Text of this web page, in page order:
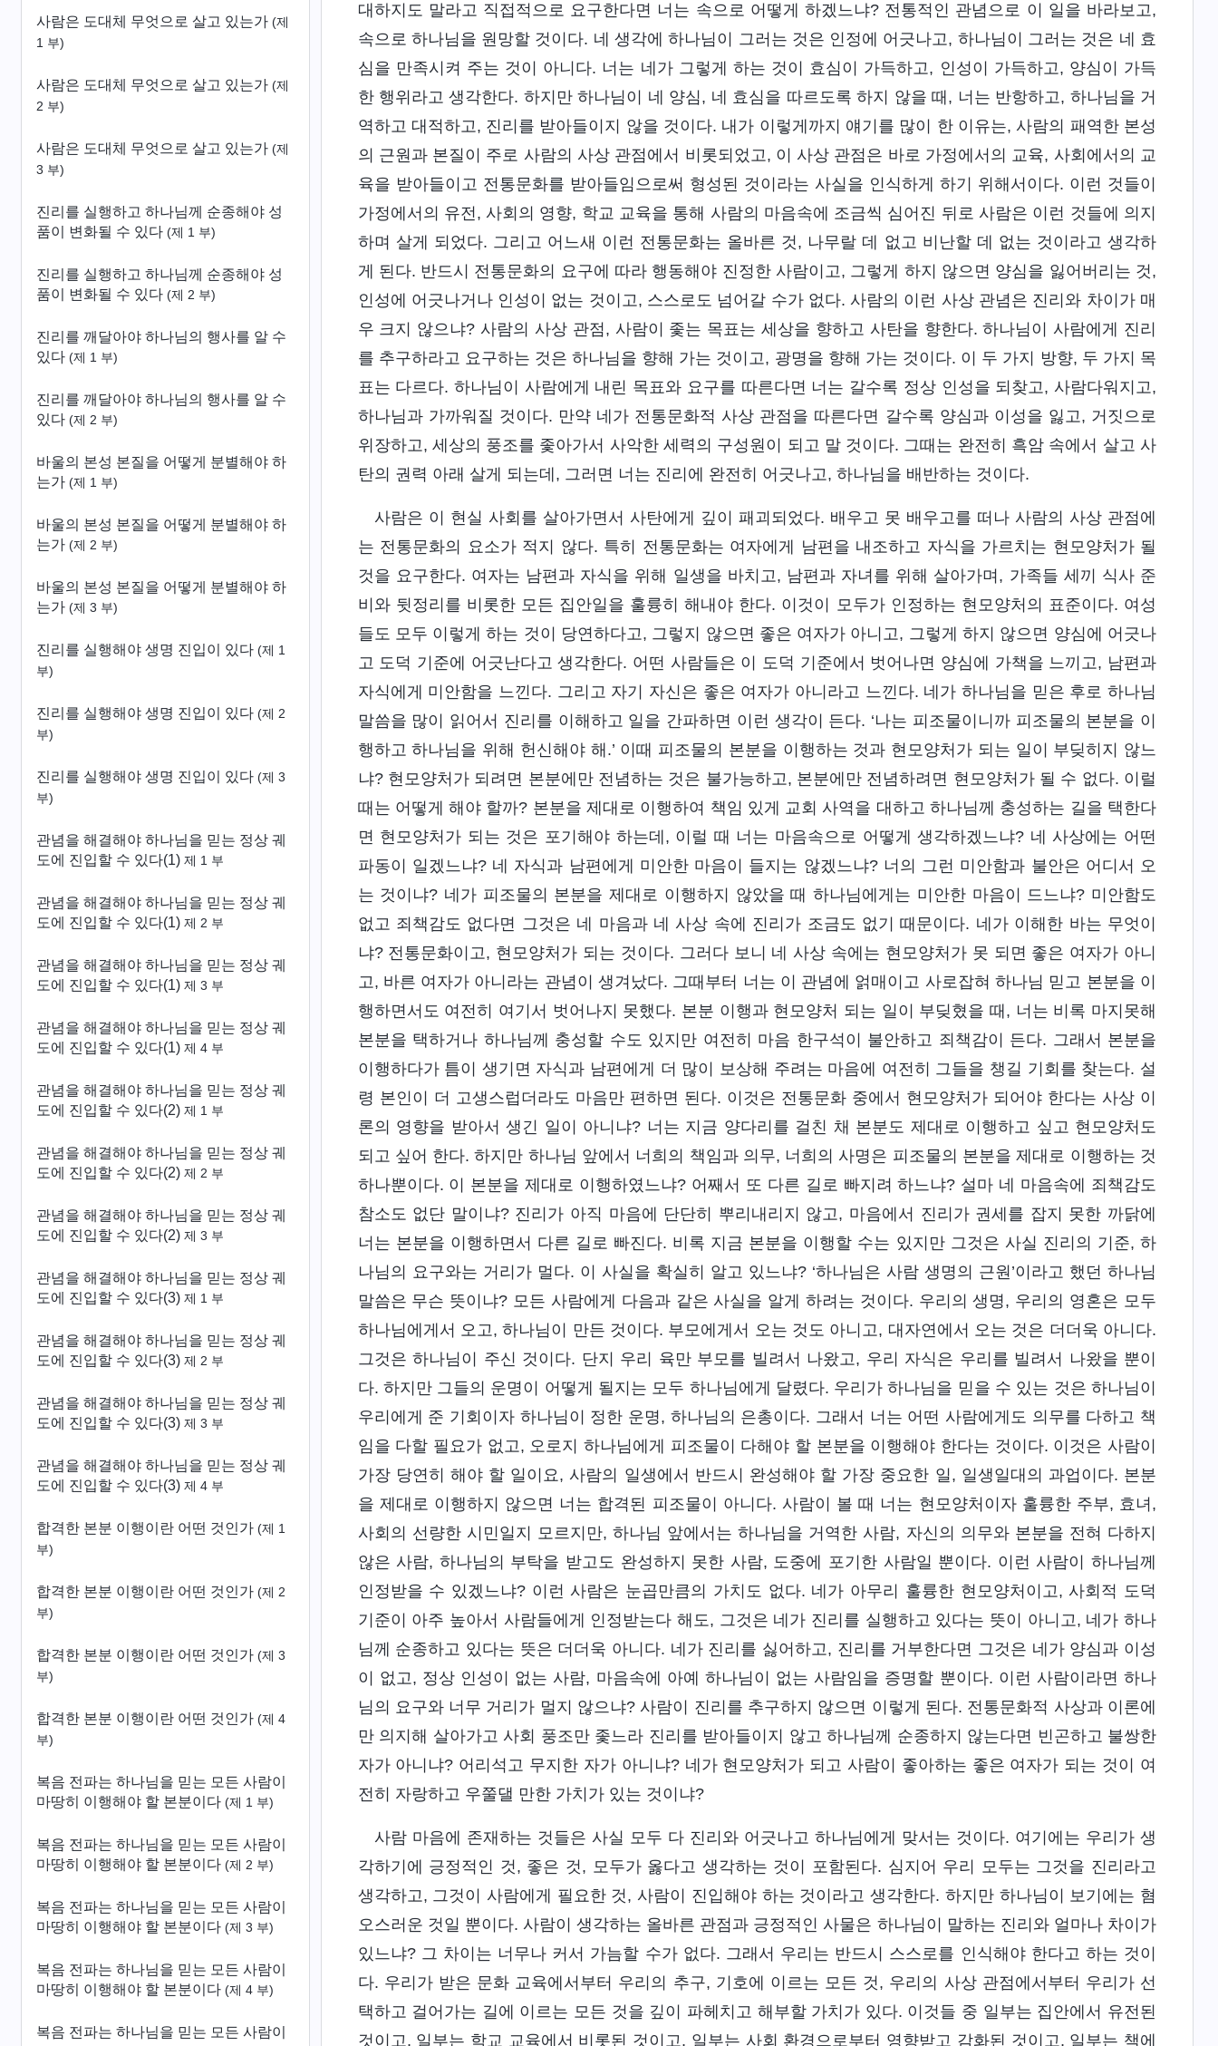
사람은 도대체 무엇으로 살고 있는가 (제
1 부)
사람은 도대체 무엇으로 살고 있는가 (제
2 부)
사람은 도대체 무엇으로 살고 있는가 (제
3 부)
진리를 실행하고 하나님께 순종해야 성
품이 변화될 수 있다 (제 1 부)
진리를 실행하고 하나님께 순종해야 성
품이 변화될 수 있다 (제 2 부)
진리를 깨달아야 하나님의 행사를 알 수
있다 (제 1 부)
진리를 깨달아야 하나님의 행사를 알 수
있다 (제 2 부)
바울의 본성 본질을 어떻게 분별해야 하
는가 (제 1 부)
바울의 본성 본질을 어떻게 분별해야 하
는가 (제 2 부)
바울의 본성 본질을 어떻게 분별해야 하
는가 (제 3 부)
진리를 실행해야 생명 진입이 있다 (제 1
부)
진리를 실행해야 생명 진입이 있다 (제 2
부)
진리를 실행해야 생명 진입이 있다 (제 3
부)
관념을 해결해야 하나님을 믿는 정상 궤
도에 진입할 수 있다(1) 제 1 부
관념을 해결해야 하나님을 믿는 정상 궤
도에 진입할 수 있다(1) 제 2 부
관념을 해결해야 하나님을 믿는 정상 궤
도에 진입할 수 있다(1) 제 3 부
관념을 해결해야 하나님을 믿는 정상 궤
도에 진입할 수 있다(1) 제 4 부
관념을 해결해야 하나님을 믿는 정상 궤
도에 진입할 수 있다(2) 제 1 부
관념을 해결해야 하나님을 믿는 정상 궤
도에 진입할 수 있다(2) 제 2 부
관념을 해결해야 하나님을 믿는 정상 궤
도에 진입할 수 있다(2) 제 3 부
관념을 해결해야 하나님을 믿는 정상 궤
도에 진입할 수 있다(3) 제 1 부
관념을 해결해야 하나님을 믿는 정상 궤
도에 진입할 수 있다(3) 제 2 부
관념을 해결해야 하나님을 믿는 정상 궤
도에 진입할 수 있다(3) 제 3 부
관념을 해결해야 하나님을 믿는 정상 궤
도에 진입할 수 있다(3) 제 4 부
합격한 본분 이행이란 어떤 것인가 (제 1
부)
합격한 본분 이행이란 어떤 것인가 (제 2
부)
합격한 본분 이행이란 어떤 것인가 (제 3
부)
합격한 본분 이행이란 어떤 것인가 (제 4
부)
복음 전파는 하나님을 믿는 모든 사람이
마땅히 이행해야 할 본분이다 (제 1 부)
복음 전파는 하나님을 믿는 모든 사람이
마땅히 이행해야 할 본분이다 (제 2 부)
복음 전파는 하나님을 믿는 모든 사람이
마땅히 이행해야 할 본분이다 (제 3 부)
복음 전파는 하나님을 믿는 모든 사람이
마땅히 이행해야 할 본분이다 (제 4 부)
복음 전파는 하나님을 믿는 모든 사람이
대하지도 말라고 직접적으로 요구한다면 너는 속으로 어떻게 하겠느냐? 전통적인 관념으로 이 일을 바라보고,
속으로 하나님을 원망할 것이다. 네 생각에 하나님이 그러는 것은 인정에 어긋나고, 하나님이 그러는 것은 네 효
심을 만족시켜 주는 것이 아니다. 너는 네가 그렇게 하는 것이 효심이 가득하고, 인성이 가득하고, 양심이 가득
한 행위라고 생각한다. 하지만 하나님이 네 양심, 네 효심을 따르도록 하지 않을 때, 너는 반항하고, 하나님을 거
역하고 대적하고, 진리를 받아들이지 않을 것이다. 내가 이렇게까지 얘기를 많이 한 이유는, 사람의 패역한 본성
의 근원과 본질이 주로 사람의 사상 관점에서 비롯되었고, 이 사상 관점은 바로 가정에서의 교육, 사회에서의 교
육을 받아들이고 전통문화를 받아들임으로써 형성된 것이라는 사실을 인식하게 하기 위해서이다. 이런 것들이
가정에서의 유전, 사회의 영향, 학교 교육을 통해 사람의 마음속에 조금씩 심어진 뒤로 사람은 이런 것들에 의지
하며 살게 되었다. 그리고 어느새 이런 전통문화는 올바른 것, 나무랄 데 없고 비난할 데 없는 것이라고 생각하
게 된다. 반드시 전통문화의 요구에 따라 행동해야 진정한 사람이고, 그렇게 하지 않으면 양심을 잃어버리는 것,
인성에 어긋나거나 인성이 없는 것이고, 스스로도 넘어갈 수가 없다. 사람의 이런 사상 관념은 진리와 차이가 매
우 크지 않으냐? 사람의 사상 관점, 사람이 좇는 목표는 세상을 향하고 사탄을 향한다. 하나님이 사람에게 진리
를 추구하라고 요구하는 것은 하나님을 향해 가는 것이고, 광명을 향해 가는 것이다. 이 두 가지 방향, 두 가지 목
표는 다르다. 하나님이 사람에게 내린 목표와 요구를 따른다면 너는 갈수록 정상 인성을 되찾고, 사람다워지고,
하나님과 가까워질 것이다. 만약 네가 전통문화적 사상 관점을 따른다면 갈수록 양심과 이성을 잃고, 거짓으로
위장하고, 세상의 풍조를 좇아가서 사악한 세력의 구성원이 되고 말 것이다. 그때는 완전히 흑암 속에서 살고 사
탄의 권력 아래 살게 되는데, 그러면 너는 진리에 완전히 어긋나고, 하나님을 배반하는 것이다.
사람은 이 현실 사회를 살아가면서 사탄에게 깊이 패괴되었다. 배우고 못 배우고를 떠나 사람의 사상 관점에
는 전통문화의 요소가 적지 않다. 특히 전통문화는 여자에게 남편을 내조하고 자식을 가르치는 현모양처가 될
것을 요구한다. 여자는 남편과 자식을 위해 일생을 바치고, 남편과 자녀를 위해 살아가며, 가족들 세끼 식사 준
비와 뒷정리를 비롯한 모든 집안일을 훌륭히 해내야 한다. 이것이 모두가 인정하는 현모양처의 표준이다. 여성
들도 모두 이렇게 하는 것이 당연하다고, 그렇지 않으면 좋은 여자가 아니고, 그렇게 하지 않으면 양심에 어긋나
고 도덕 기준에 어긋난다고 생각한다. 어떤 사람들은 이 도덕 기준에서 벗어나면 양심에 가책을 느끼고, 남편과
자식에게 미안함을 느낀다. 그리고 자기 자신은 좋은 여자가 아니라고 느낀다. 네가 하나님을 믿은 후로 하나님
말씀을 많이 읽어서 진리를 이해하고 일을 간파하면 이런 생각이 든다. ‘나는 피조물이니까 피조물의 본분을 이
행하고 하나님을 위해 헌신해야 해.’ 이때 피조물의 본분을 이행하는 것과 현모양처가 되는 일이 부딪히지 않느
냐? 현모양처가 되려면 본분에만 전념하는 것은 불가능하고, 본분에만 전념하려면 현모양처가 될 수 없다. 이럴
때는 어떻게 해야 할까? 본분을 제대로 이행하여 책임 있게 교회 사역을 대하고 하나님께 충성하는 길을 택한다
면 현모양처가 되는 것은 포기해야 하는데, 이럴 때 너는 마음속으로 어떻게 생각하겠느냐? 네 사상에는 어떤
파동이 일겠느냐? 네 자식과 남편에게 미안한 마음이 들지는 않겠느냐? 너의 그런 미안함과 불안은 어디서 오
는 것이냐? 네가 피조물의 본분을 제대로 이행하지 않았을 때 하나님에게는 미안한 마음이 드느냐? 미안함도
없고 죄책감도 없다면 그것은 네 마음과 네 사상 속에 진리가 조금도 없기 때문이다. 네가 이해한 바는 무엇이
냐? 전통문화이고, 현모양처가 되는 것이다. 그러다 보니 네 사상 속에는 현모양처가 못 되면 좋은 여자가 아니
고, 바른 여자가 아니라는 관념이 생겨났다. 그때부터 너는 이 관념에 얽매이고 사로잡혀 하나님 믿고 본분을 이
행하면서도 여전히 여기서 벗어나지 못했다. 본분 이행과 현모양처 되는 일이 부딪혔을 때, 너는 비록 마지못해
본분을 택하거나 하나님께 충성할 수도 있지만 여전히 마음 한구석이 불안하고 죄책감이 든다. 그래서 본분을
이행하다가 틈이 생기면 자식과 남편에게 더 많이 보상해 주려는 마음에 여전히 그들을 챙길 기회를 찾는다. 설
령 본인이 더 고생스럽더라도 마음만 편하면 된다. 이것은 전통문화 중에서 현모양처가 되어야 한다는 사상 이
론의 영향을 받아서 생긴 일이 아니냐? 너는 지금 양다리를 걸친 채 본분도 제대로 이행하고 싶고 현모양처도
되고 싶어 한다. 하지만 하나님 앞에서 너희의 책임과 의무, 너희의 사명은 피조물의 본분을 제대로 이행하는 것
하나뿐이다. 이 본분을 제대로 이행하였느냐? 어째서 또 다른 길로 빠지려 하느냐? 설마 네 마음속에 죄책감도
참소도 없단 말이냐? 진리가 아직 마음에 단단히 뿌리내리지 않고, 마음에서 진리가 권세를 잡지 못한 까닭에
너는 본분을 이행하면서 다른 길로 빠진다. 비록 지금 본분을 이행할 수는 있지만 그것은 사실 진리의 기준, 하
나님의 요구와는 거리가 멀다. 이 사실을 확실히 알고 있느냐? ‘하나님은 사람 생명의 근원’이라고 했던 하나님
말씀은 무슨 뜻이냐? 모든 사람에게 다음과 같은 사실을 알게 하려는 것이다. 우리의 생명, 우리의 영혼은 모두
하나님에게서 오고, 하나님이 만든 것이다. 부모에게서 오는 것도 아니고, 대자연에서 오는 것은 더더욱 아니다.
그것은 하나님이 주신 것이다. 단지 우리 육만 부모를 빌려서 나왔고, 우리 자식은 우리를 빌려서 나왔을 뿐이
다. 하지만 그들의 운명이 어떻게 될지는 모두 하나님에게 달렸다. 우리가 하나님을 믿을 수 있는 것은 하나님이
우리에게 준 기회이자 하나님이 정한 운명, 하나님의 은총이다. 그래서 너는 어떤 사람에게도 의무를 다하고 책
임을 다할 필요가 없고, 오로지 하나님에게 피조물이 다해야 할 본분을 이행해야 한다는 것이다. 이것은 사람이
가장 당연히 해야 할 일이요, 사람의 일생에서 반드시 완성해야 할 가장 중요한 일, 일생일대의 과업이다. 본분
을 제대로 이행하지 않으면 너는 합격된 피조물이 아니다. 사람이 볼 때 너는 현모양처이자 훌륭한 주부, 효녀,
사회의 선량한 시민일지 모르지만, 하나님 앞에서는 하나님을 거역한 사람, 자신의 의무와 본분을 전혀 다하지
않은 사람, 하나님의 부탁을 받고도 완성하지 못한 사람, 도중에 포기한 사람일 뿐이다. 이런 사람이 하나님께
인정받을 수 있겠느냐? 이런 사람은 눈곱만큼의 가치도 없다. 네가 아무리 훌륭한 현모양처이고, 사회적 도덕
기준이 아주 높아서 사람들에게 인정받는다 해도, 그것은 네가 진리를 실행하고 있다는 뜻이 아니고, 네가 하나
님께 순종하고 있다는 뜻은 더더욱 아니다. 네가 진리를 싫어하고, 진리를 거부한다면 그것은 네가 양심과 이성
이 없고, 정상 인성이 없는 사람, 마음속에 아예 하나님이 없는 사람임을 증명할 뿐이다. 이런 사람이라면 하나
님의 요구와 너무 거리가 멀지 않으냐? 사람이 진리를 추구하지 않으면 이렇게 된다. 전통문화적 사상과 이론에
만 의지해 살아가고 사회 풍조만 좇느라 진리를 받아들이지 않고 하나님께 순종하지 않는다면 빈곤하고 불쌍한
자가 아니냐? 어리석고 무지한 자가 아니냐? 네가 현모양처가 되고 사람이 좋아하는 좋은 여자가 되는 것이 여
전히 자랑하고 우쭐댈 만한 가치가 있는 것이냐?
사람 마음에 존재하는 것들은 사실 모두 다 진리와 어긋나고 하나님에게 맞서는 것이다. 여기에는 우리가 생
각하기에 긍정적인 것, 좋은 것, 모두가 옳다고 생각하는 것이 포함된다. 심지어 우리 모두는 그것을 진리라고
생각하고, 그것이 사람에게 필요한 것, 사람이 진입해야 하는 것이라고 생각한다. 하지만 하나님이 보기에는 혐
오스러운 것일 뿐이다. 사람이 생각하는 올바른 관점과 긍정적인 사물은 하나님이 말하는 진리와 얼마나 차이가
있느냐? 그 차이는 너무나 커서 가늠할 수가 없다. 그래서 우리는 반드시 스스로를 인식해야 한다고 하는 것이
다. 우리가 받은 문화 교육에서부터 우리의 추구, 기호에 이르는 모든 것, 우리의 사상 관점에서부터 우리가 선
택하고 걸어가는 길에 이르는 모든 것을 깊이 파헤치고 해부할 가치가 있다. 이것들 중 일부는 집안에서 유전된
것이고, 일부는 학교 교육에서 비롯된 것이고, 일부는 사회 환경으로부터 영향받고 감화된 것이고, 일부는 책에